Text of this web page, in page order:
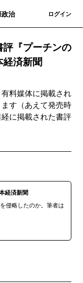
治 ログイン
評『プーチンの
経済新聞
料媒体に掲載され
す（あえて発売時
に掲載された書評
経済新聞
侵略したのか。筆者は